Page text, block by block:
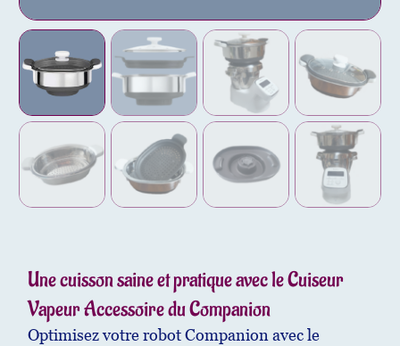
Une cuisson saine et pratique avec le Cuiseur
Vapeur Accessoire du Companion
Optimisez votre robot Companion avec le